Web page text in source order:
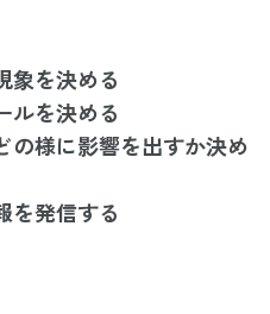
象を決める
ルを決める
の様に影響を出すか決め
を発信する